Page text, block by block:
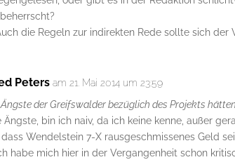
die Regeln zur indirekten Rede sollte sich der
Peters am 21. Mai 2014 um 23:59
Ängste der Greifswalder bezüglich des Projekts
Ängste, bin ich naiv, da ich keine kenne, außer
Wendelstein 7-X rausgeschmissenes Geld
habe mich hier in der Vergangenheit schon